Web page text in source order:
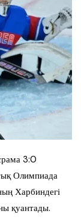
3:0
Олимпиада
Харбиндегі
қуантады.